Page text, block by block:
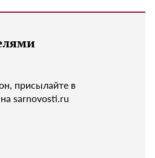
присылайте в
sarnovosti.ru